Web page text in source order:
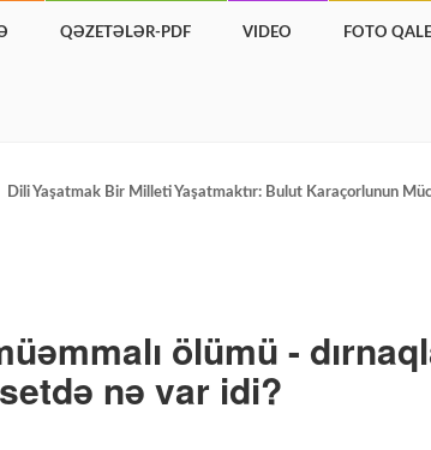
QƏZETƏLƏR-PDF VIDEO FOTO
Yay aylarında Toronto canlanır: Yemək, musiqi və mədəniyyət
ölümü -
nə var idi?